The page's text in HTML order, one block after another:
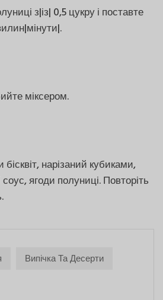
з|із| 0,5 цукру і поставте
міксером.
нарізаний кубиками,
ягоди полуниці. Повторіть
Випічка Та Десерти